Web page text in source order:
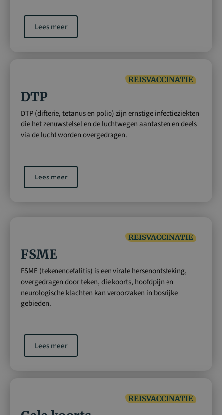
Lees meer
REISVACCINATIE
DTP
DTP (difterie, tetanus en polio) zijn ernstige infectieziekten
die het zenuwstelsel en de luchtwegen aantasten en deels
via de lucht worden overgedragen.
Lees meer
REISVACCINATIE
FSME
FSME (tekenencefalitis) is een virale hersenontsteking,
overgedragen door teken, die koorts, hoofdpijn en
neurologische klachten kan veroorzaken in bosrijke
gebieden.
Lees meer
REISVACCINATIE